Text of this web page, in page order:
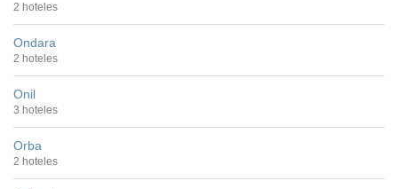
2 hoteles
Ondara
2 hoteles
Onil
3 hoteles
Orba
2 hoteles